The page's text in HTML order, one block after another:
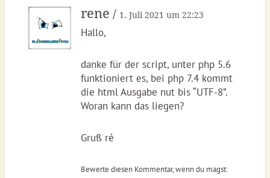
rene / 1. Juli 2021 um 22:23
Hallo,
danke für der script, unter php 5.6
funktioniert es, bei php 7.4 kommt
die html Ausgabe nut bis “UTF-8”.
Woran kann das liegen?
Gruß ré
Bewerte diesen Kommentar, wenn du magst: